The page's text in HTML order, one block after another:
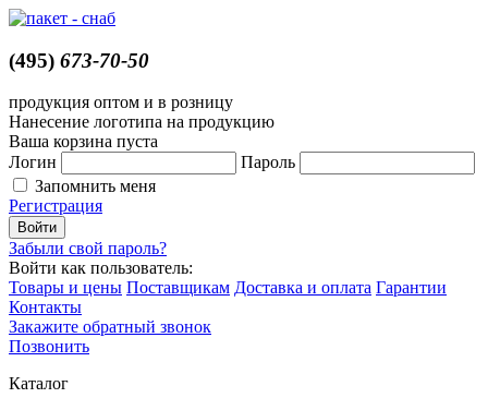
(495) 673-70-50
продукция оптом и в розницу
Нанесение логотипа на продукцию
Ваша корзина пуста
Логин
Пароль
Запомнить меня
Регистрация
Забыли свой пароль?
Войти как пользователь:
Товары и цены Поставщикам Доставка и оплата Гарантии
Контакты
Закажите обратный звонок
Позвонить
Каталог